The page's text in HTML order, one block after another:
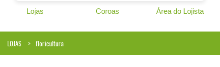
Lojas Coroas Área do Lojista
LOJAS floricultura